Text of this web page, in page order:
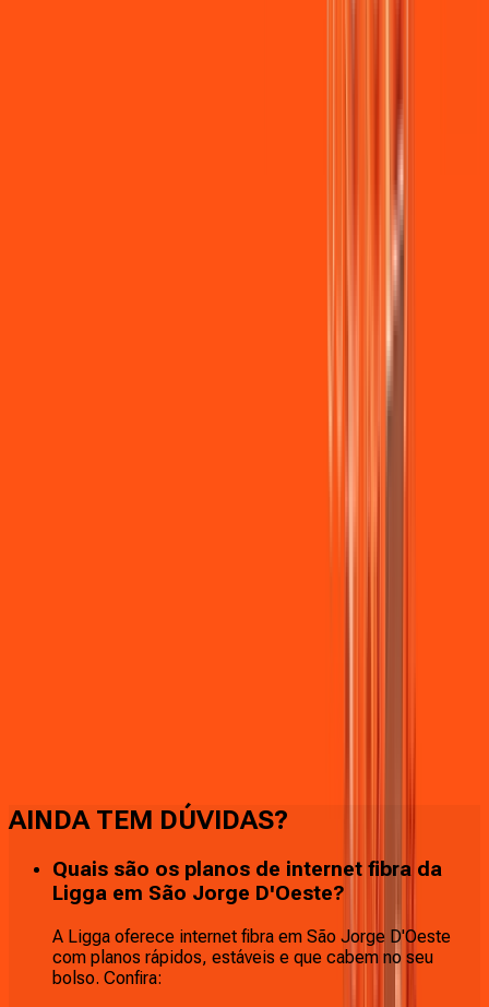
Jogue online com estabilidade, velocidade e sem lag
AINDA TEM DÚVIDAS?
Quais são os planos de internet fibra da
Ligga em São Jorge D'Oeste?
A Ligga oferece internet fibra em São Jorge D'Oeste
com planos rápidos, estáveis e que cabem no seu
bolso. Confira: